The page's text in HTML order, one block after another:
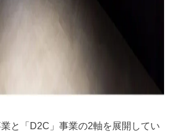
業と「D2C」事業の2軸を展開してい